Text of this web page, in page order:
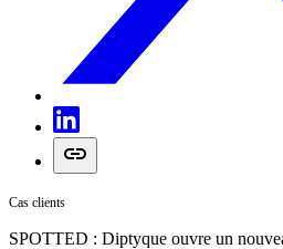
Cas clients
SPOTTED : Diptyque ouvre un